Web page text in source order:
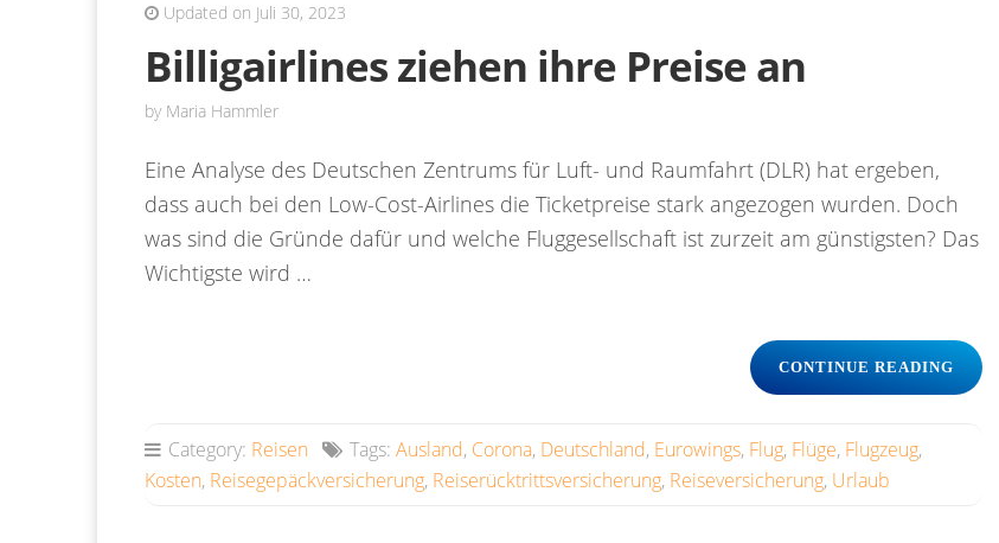
Updated on Juli 30, 2023
Billigairlines ziehen ihre Preise an
by Maria Hammler
Eine Analyse des Deutschen Zentrums für Luft- und Raumfahrt (DLR) hat ergeben,
dass auch bei den Low-Cost-Airlines die Ticketpreise stark angezogen wurden. Doch
was sind die Gründe dafür und welche Fluggesellschaft ist zurzeit am günstigsten? Das
Wichtigste wird …
CONTINUE READING
Category: Reisen Tags: Ausland, Corona, Deutschland, Eurowings, Flug, Flüge, Flugzeug,
Kosten, Reisegepäckversicherung, Reiserücktrittsversicherung, Reiseversicherung, Urlaub